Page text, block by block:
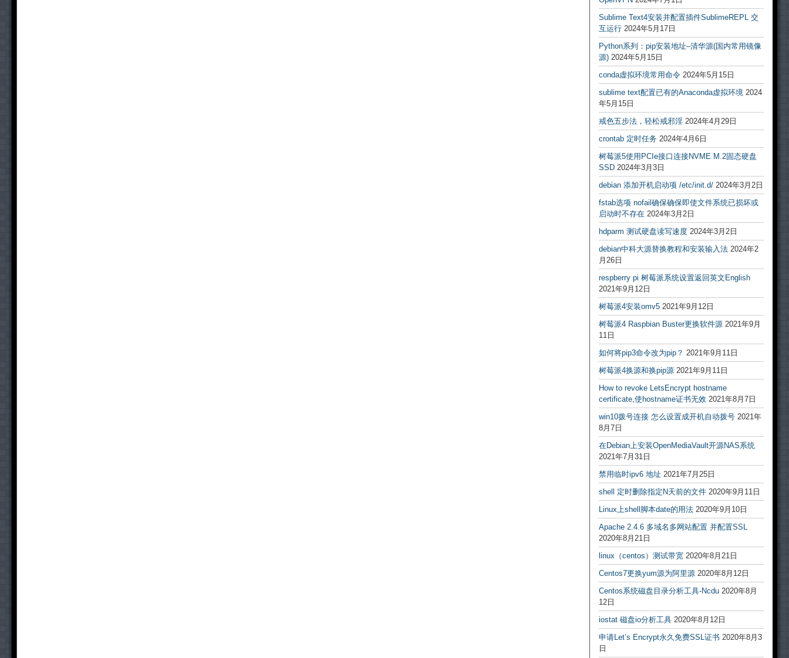
Sublime Text4安装并配置插件SublimeREPL 交
互运行 2024年5月17日
Python系列：pip安装地址–清华源(国内常用镜像
源) 2024年5月15日
conda虚拟环境常用命令 2024年5月15日
sublime text配置已有的Anaconda虚拟环境 2024
年5月15日
戒色五步法，轻松戒邪淫 2024年4月29日
crontab 定时任务 2024年4月6日
树莓派5使用PCIe接口连接NVME M.2固态硬盘
SSD 2024年3月3日
debian 添加开机启动项 /etc/init.d/ 2024年3月2日
fstab选项 nofail确保确保即使文件系统已损坏或
启动时不存在 2024年3月2日
hdparm 测试硬盘读写速度 2024年3月2日
debian中科大源替换教程和安装输入法 2024年2
月26日
respberry pi 树莓派系统设置返回英文English
2021年9月12日
树莓派4安装omv5 2021年9月12日
树莓派4 Raspbian Buster更换软件源 2021年9月
11日
如何将pip3命令改为pip？ 2021年9月11日
树莓派4换源和换pip源 2021年9月11日
How to revoke LetsEncrypt hostname
certificate,使hostname证书无效 2021年8月7日
win10拨号连接 怎么设置成开机自动拨号 2021年
8月7日
在Debian上安装OpenMediaVault开源NAS系统
2021年7月31日
禁用临时ipv6 地址 2021年7月25日
shell 定时删除指定N天前的文件 2020年9月11日
Linux上shell脚本date的用法 2020年9月10日
Apache 2.4.6 多域名多网站配置 并配置SSL
2020年8月21日
linux（centos）测试带宽 2020年8月21日
Centos7更换yum源为阿里源 2020年8月12日
Centos系统磁盘目录分析工具-Ncdu 2020年8月
12日
iostat 磁盘io分析工具 2020年8月12日
申请Let’s Encrypt永久免费SSL证书 2020年8月3
日